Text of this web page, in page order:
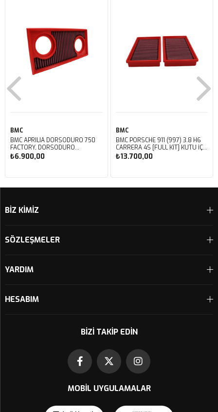
BMC
BMC APRILIA DORSODURO 750
FACTORY, DORSODURO
900, SHIVER 750 GT, SHIVER
750 KUTU İÇİ PERFORMANS
₺6.900,00
BMC
BMC PORSCHE 911 (997) 3.8 H6
CARRERA 4S [FULL KIT] KUTU İÇİ
PERFORMANS HAVA FİLTRESİ
FB468/20
₺13.700,00
BİZ KİMİZ
SÖZLEŞMELER
YARDIM
HESABIM
BIZI TAKIP EDIN
MOBIL UYGULAMALAR